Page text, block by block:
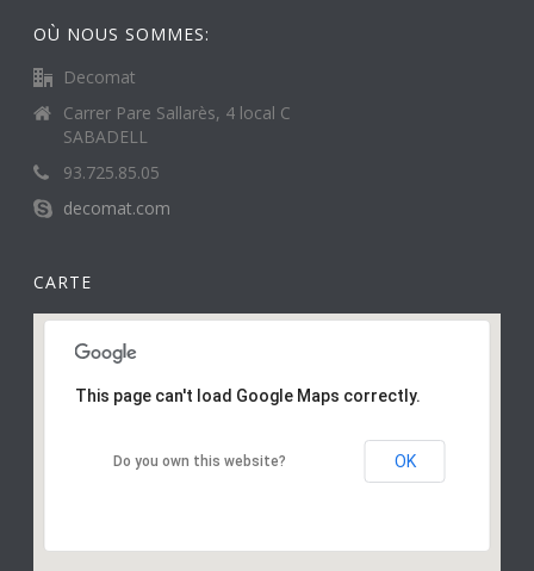
OÙ NOUS SOMMES:
Decomat
Carrer Pare Sallarès, 4 local C
SABADELL
93.725.85.05
decomat.com
CARTE
This page can't load Google Maps correctly.
Do you own this website? OK